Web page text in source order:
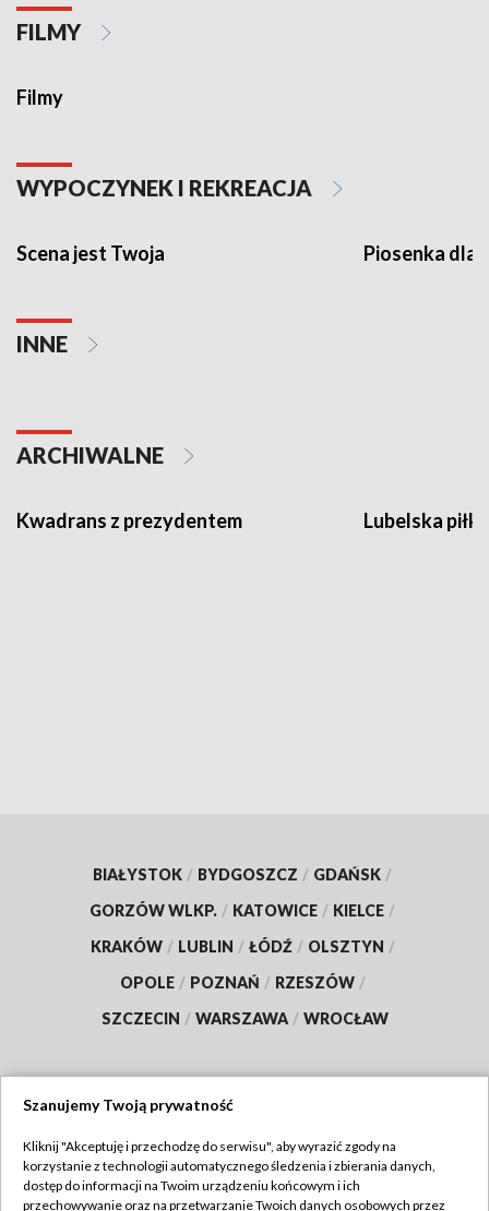
FILMY
Filmy
WYPOCZYNEK I REKREACJA
Scena jest Twoja Piosenka dla
INNE
ARCHIWALNE
Kwadrans z prezydentem Lubelska piłka
BIAŁYSTOK / BYDGOSZCZ / GDAŃSK /
GORZÓW WLKP. / KATOWICE / KIELCE /
KRAKÓW / LUBLIN / ŁÓDŹ / OLSZTYN /
OPOLE / POZNAŃ / RZESZÓW /
SZCZECIN / WARSZAWA / WROCŁAW
TVP
Abonament TVP
Szanujemy Twoją prywatność
Kliknij "Akceptuję i przechodzę do serwisu", aby wyrazić zgody na
korzystanie z technologii automatycznego śledzenia i zbierania danych,
dostęp do informacji na Twoim urządzeniu końcowym i ich
przechowywanie oraz na przetwarzanie Twoich danych osobowych przez